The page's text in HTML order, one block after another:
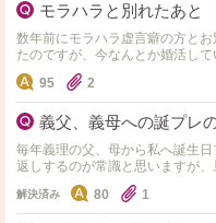
モラハラと別れたあと
数年前にモラハラ虚言癖の方と
たのですが、今なんとか婚活しています。 次に出会う人がモ
か不安です。 モラハラと付き合
95 2
義父、義母への誕プレ
毎年義理の父、母から私へ誕生
返しするのが常識と思いますが
解決済み 80 1